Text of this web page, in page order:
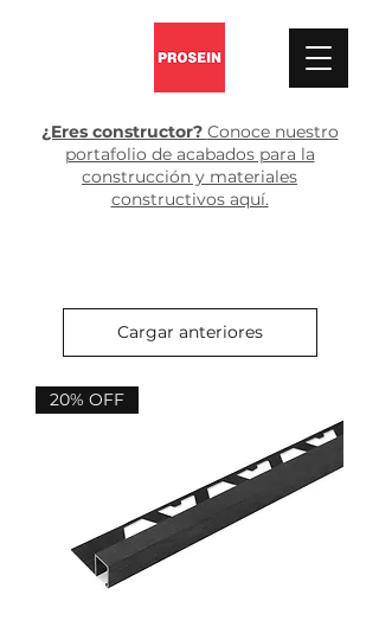
¿Eres constructor? Conoce nuestro
portafolio de acabados para la
construcción y materiales
constructivos aquí.
Cargar anteriores
20% OFF